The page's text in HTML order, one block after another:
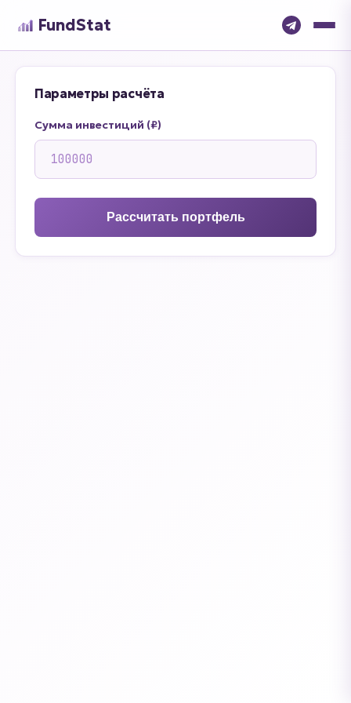
FundStat
Параметры расчёта
Сумма инвестиций (₽)
Рассчитать портфель